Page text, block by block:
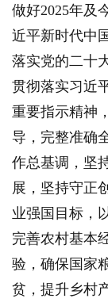
做好2025年及
近平新时代中
落实党的二十
贯彻落实习近
重要指示精神
导，完整准确
作总基调，坚
展，坚持守正
业强国目标，
完善农村基本
验，确保国家
贫，提升乡村